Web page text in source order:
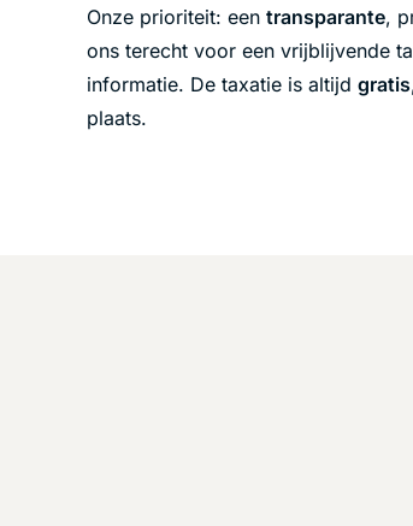
Onze prioriteit: een transparante,
ons terecht voor een vrijblijvende
informatie. De taxatie is altijd gratis
plaats.